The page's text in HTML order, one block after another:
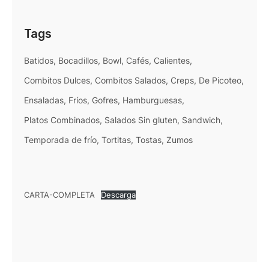
Tags
Batidos Bocadillos Bowl Cafés Calientes
Combitos Dulces Combitos Salados Creps De Picoteo
Ensaladas Fríos Gofres Hamburguesas
Platos Combinados Salados Sin gluten Sandwich
Temporada de frío Tortitas Tostas Zumos
CARTA-COMPLETA Descarga